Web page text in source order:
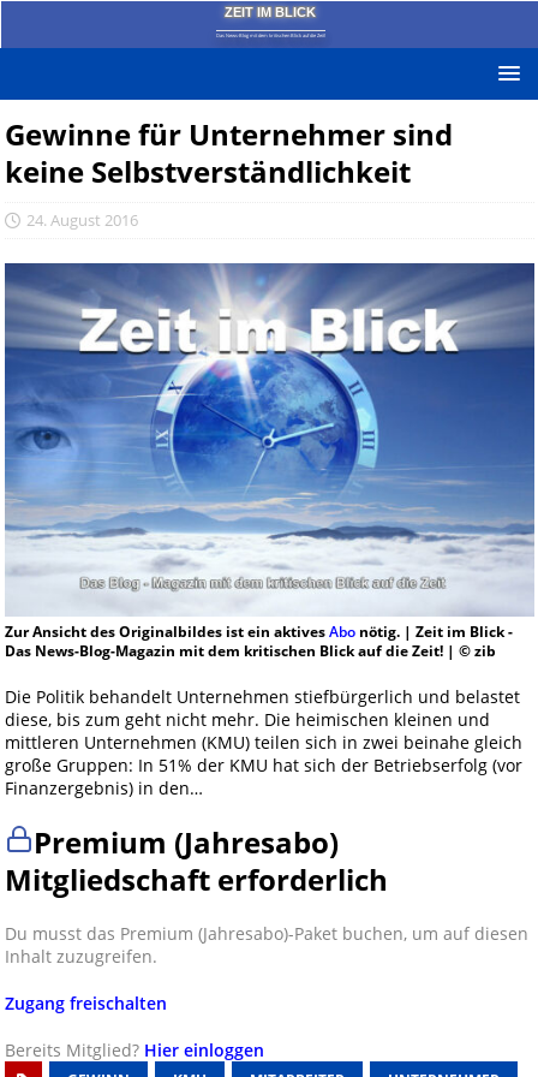
ZEIT IM BLICK
Das News-Blog mit dem kritischen Blick auf die Zeit!
Gewinne für Unternehmer sind
keine Selbstverständlichkeit
24. August 2016
Zur Ansicht des Originalbildes ist ein aktivesAbonötig. | Zeit im Blick -
Das News-Blog-Magazin mit dem kritischen Blick auf die Zeit! | © zib
Die Politik behandelt Unternehmen stiefbürgerlich und belastet
diese, bis zum geht nicht mehr. Die heimischen kleinen und
mittleren Unternehmen (KMU) teilen sich in zwei beinahe gleich
große Gruppen: In 51% der KMU hat sich der Betriebserfolg (vor
Finanzergebnis) in den…
Premium (Jahresabo)
Mitgliedschaft erforderlich
Du musst das Premium (Jahresabo)-Paket buchen, um auf diesen
Inhalt zuzugreifen.
Zugang freischalten
Bereits Mitglied? Hier einloggen